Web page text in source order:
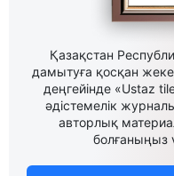
Қазақстан
дамытуға қосқан
деңгейінде «Ustaz
әдістемелік
авторлық
болғаныңыз